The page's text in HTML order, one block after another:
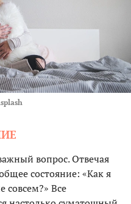
вопрос. Отвечая
состояние: «Как я
совсем?» Все